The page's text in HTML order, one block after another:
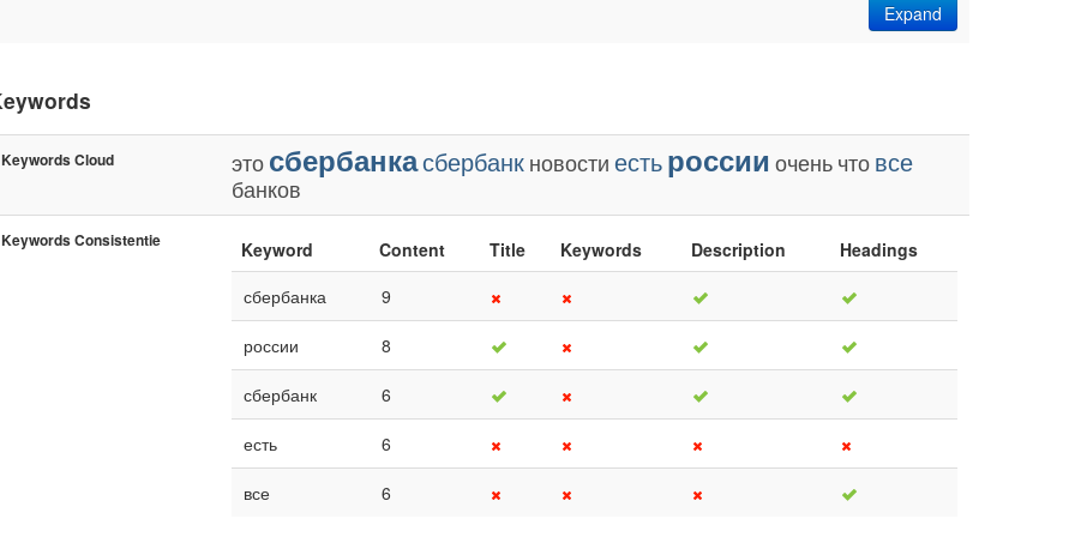
Expand
Keywords Cloud этосбербанкасбербанкновостиестьроссии оченьчтовсе
банков
Keywords Consistentie Keyword Content Title Keywords Description
Headings
сбербанка
9
россии 8
сбербанк 6
есть 6
все 6